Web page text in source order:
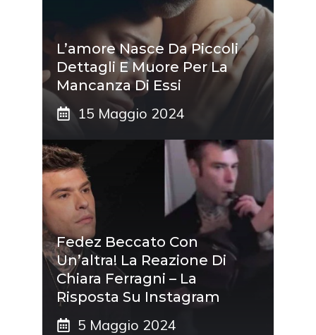
L’amore Nasce Da Piccoli
Dettagli E Muore Per La
Mancanza Di Essi
15 Maggio 2024
Fedez Beccato Con
Un’altra! La Reazione Di
Chiara Ferragni – La
Risposta Su Instagram
5 Maggio 2024